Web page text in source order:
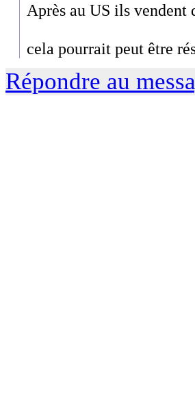
Après au US ils vendent
cela pourrait peut être
Répondre au